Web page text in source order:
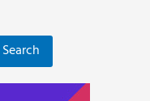
Search